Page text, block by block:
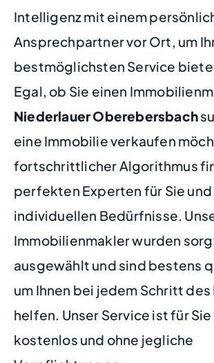
Intelligenz mit einem
Ansprechpartner vor Ort, um
bestmöglichsten Service
Egal, ob Sie einen
Niederlauer Oberebersbach
eine Immobilie verkaufen
fortschrittlicher Algorithmus
perfekten Experten für Sie und
individuellen Bedürfnisse.
Immobilienmakler wurden
ausgewählt und sind bestens
um Ihnen bei jedem Schritt des
helfen. Unser Service ist für
kostenlos und ohne jegliche